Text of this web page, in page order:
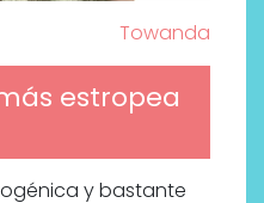
Towanda
estropea
y bastante